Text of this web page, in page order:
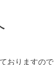
おりますの